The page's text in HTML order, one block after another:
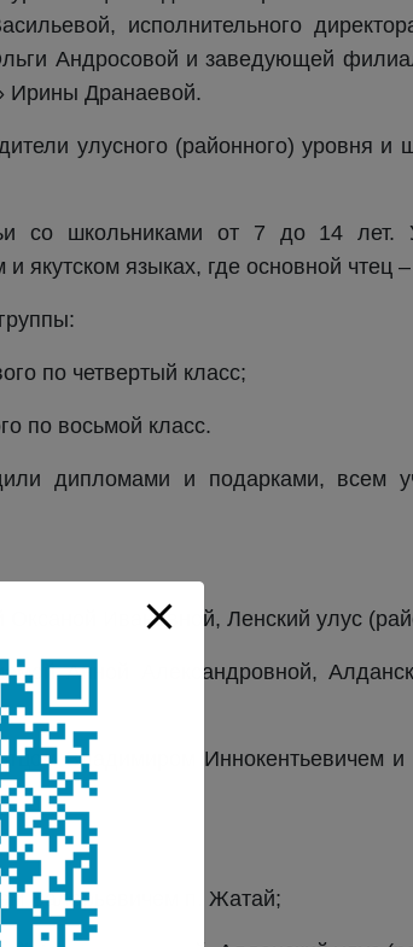
исполнительного
Андросовой и заведующей
Ирины Дранаевой.
улусного (районного) уровня и
со школьниками от 7 до 14 лет.
якутском языках, где основной чтец –
по четвертый класс;
по восьмой класс.
дипломами и подарками, всем
Ивановной, Ленский улус
Анной Александровной,
Владимиром Иннокентьевичем и
Валерьевичем п. Жатай;